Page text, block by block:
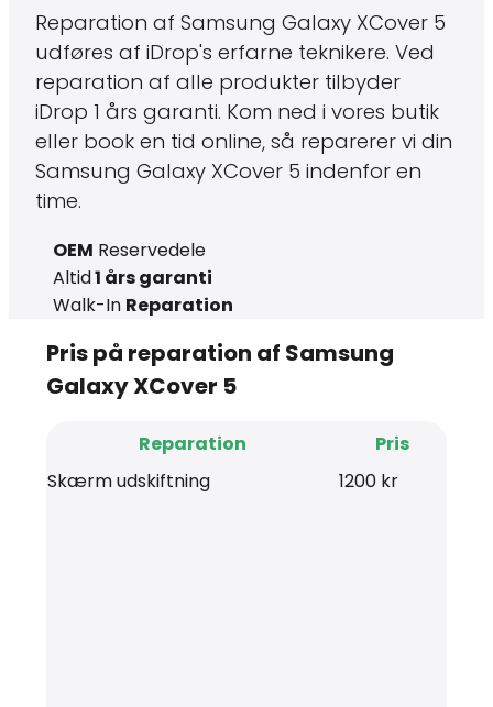
Reparation af Samsung Galaxy XCover 5
udføres af iDrop's erfarne teknikere. Ved
reparation af alle produkter tilbyder
iDrop 1 års garanti. Kom ned i vores butik
eller book en tid online, så reparerer vi din
Samsung Galaxy XCover 5 indenfor en
time.
OEM Reservedele
Altid1 års garanti
Walk-In Reparation
Pris på reparation af Samsung
Galaxy XCover 5
Reparation
Pris
Skærm udskiftning
1200 kr